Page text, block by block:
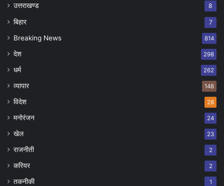
उत्तराखण्ड 8
बिहार 7
Breaking News 814
देश 298
धर्म 262
व्यापार 148
विदेश 28
मनोरंजन 24
खेल 23
राजनीती 2
करियर 2
तकनीकी 1